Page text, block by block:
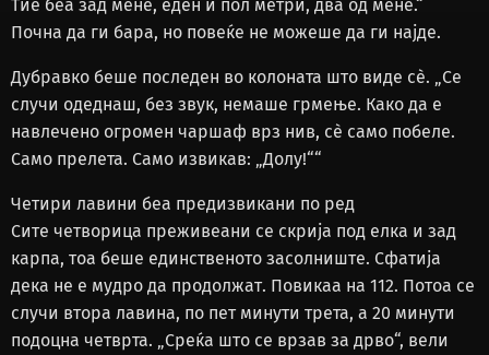
Тие беа зад мене, еден и пол метри, два од мене.“
Почна да ги бара, но повеќе не можеше да ги најде.
Дубравко беше последен во колоната што виде сè. „Се
случи одеднаш, без звук, немаше грмење. Како да е
навлечено огромен чаршаф врз нив, сè само побеле.
Само прелета. Само извикав: „Долу!““
Четири лавини беа предизвикани по ред
Сите четворица преживеани се скрија под елка и зад
карпа, тоа беше единственото засолниште. Сфатија
дека не е мудро да продолжат. Повикаа на 112. Потоа се
случи втора лавина, по пет минути трета, а 20 минути
подоцна четврта. „Среќа што се врзав за дрво“, вели